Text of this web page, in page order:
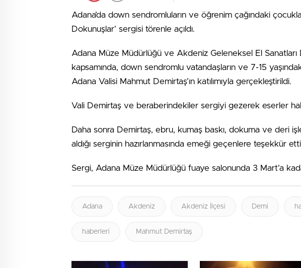
Adana’da down sendromluların ve öğrenim çağındaki
Dokunuşlar’ sergisi törenle açıldı.
Adana Müze Müdürlüğü ve Akdeniz Geleneksel El
kapsamında, down sendromlu vatandaşların ve 7-15 yaşındaki
Adana Valisi Mahmut Demirtaş’ın katılımıyla gerçekleştirildi.
Vali Demirtaş ve beraberindekiler sergiyi gezerek eserler
Daha sonra Demirtaş, ebru, kumaş baskı, dokuma ve deri
aldığı serginin hazırlanmasında emeği geçenlere teşekkür
Sergi, Adana Müze Müdürlüğü fuaye salonunda 3 Mart’a
Adana Akdeniz Akdeniz İlçesi Demi
haberleri Mahmut Demirtaş